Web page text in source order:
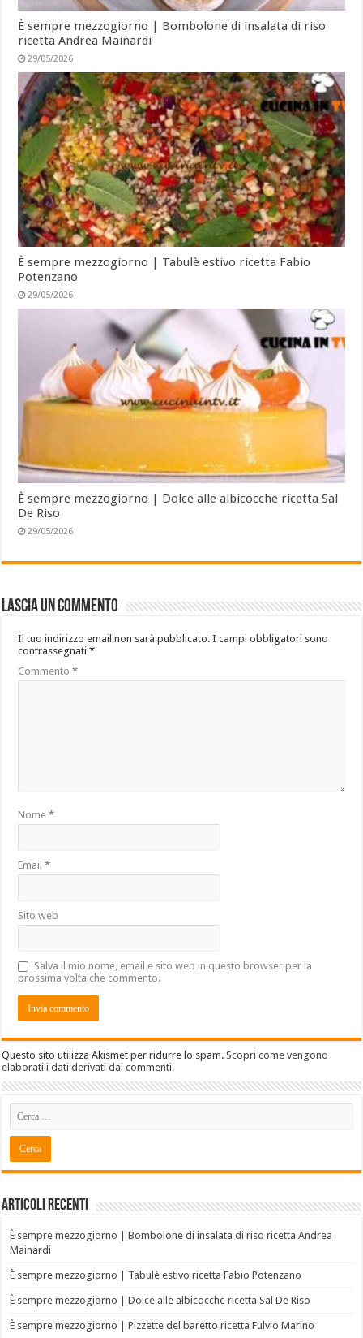
È sempre mezzogiorno | Bombolone di insalata di riso
ricetta Andrea Mainardi
29/05/2026
È sempre mezzogiorno | Tabulè estivo ricetta Fabio
Potenzano
29/05/2026
È sempre mezzogiorno | Dolce alle albicocche ricetta Sal
De Riso
29/05/2026
Lascia un commento
Il tuo indirizzo email non sarà pubblicato. I campi obbligatori sono
contrassegnati*
Commento*
Nome*
Email*
Sito web
Salva il mio nome, email e sito web in questo browser per la
prossima volta che commento.
Questo sito utilizza Akismet per ridurre lo spam.Scopri come vengono
elaborati i dati derivati dai commenti.
Articoli recenti
È sempre mezzogiorno | Bombolone di insalata di riso ricetta Andrea
Mainardi
È sempre mezzogiorno | Tabulè estivo ricetta Fabio Potenzano
È sempre mezzogiorno | Dolce alle albicocche ricetta Sal De Riso
È sempre mezzogiorno | Pizzette del baretto ricetta Fulvio Marino